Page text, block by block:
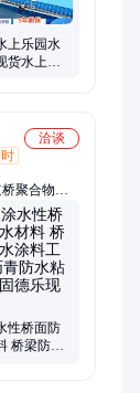
上乐园水
货水上闯
洽谈
聚合物改
青防水涂
防水
性桥面防
桥梁防水